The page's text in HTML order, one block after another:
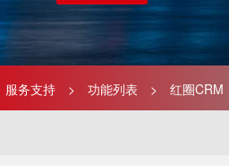
服务支持 > 功能列表 > 红圈CRM